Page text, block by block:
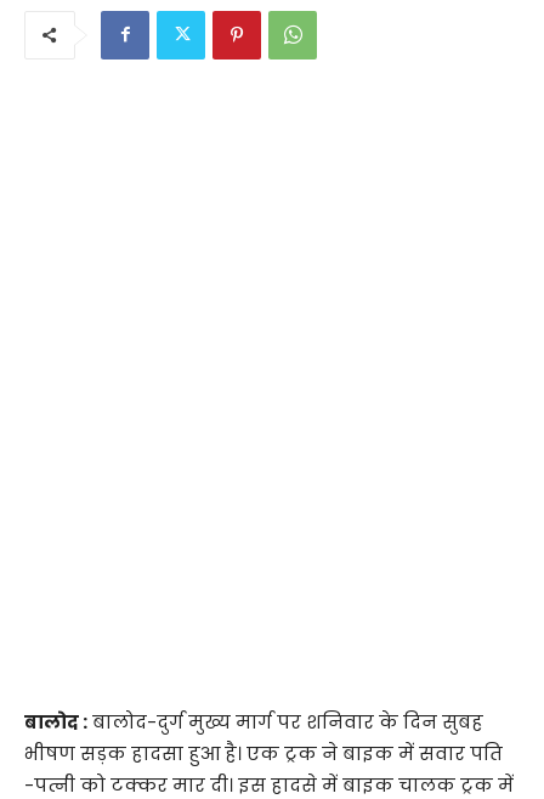
बालोद :बालोद-दुर्ग मुख्य मार्ग पर शनिवार के दिन सुबह
भीषण सड़क हादसा हुआ है। एक ट्रक ने बाइक में सवार पति
-पत्नी को टक्कर मार दी। इस हादसे में बाइक चालक ट्रक में